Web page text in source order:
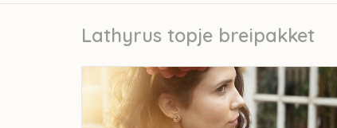
Lathyrus topje breipakket